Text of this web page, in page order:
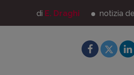
di E. Draghi notizia